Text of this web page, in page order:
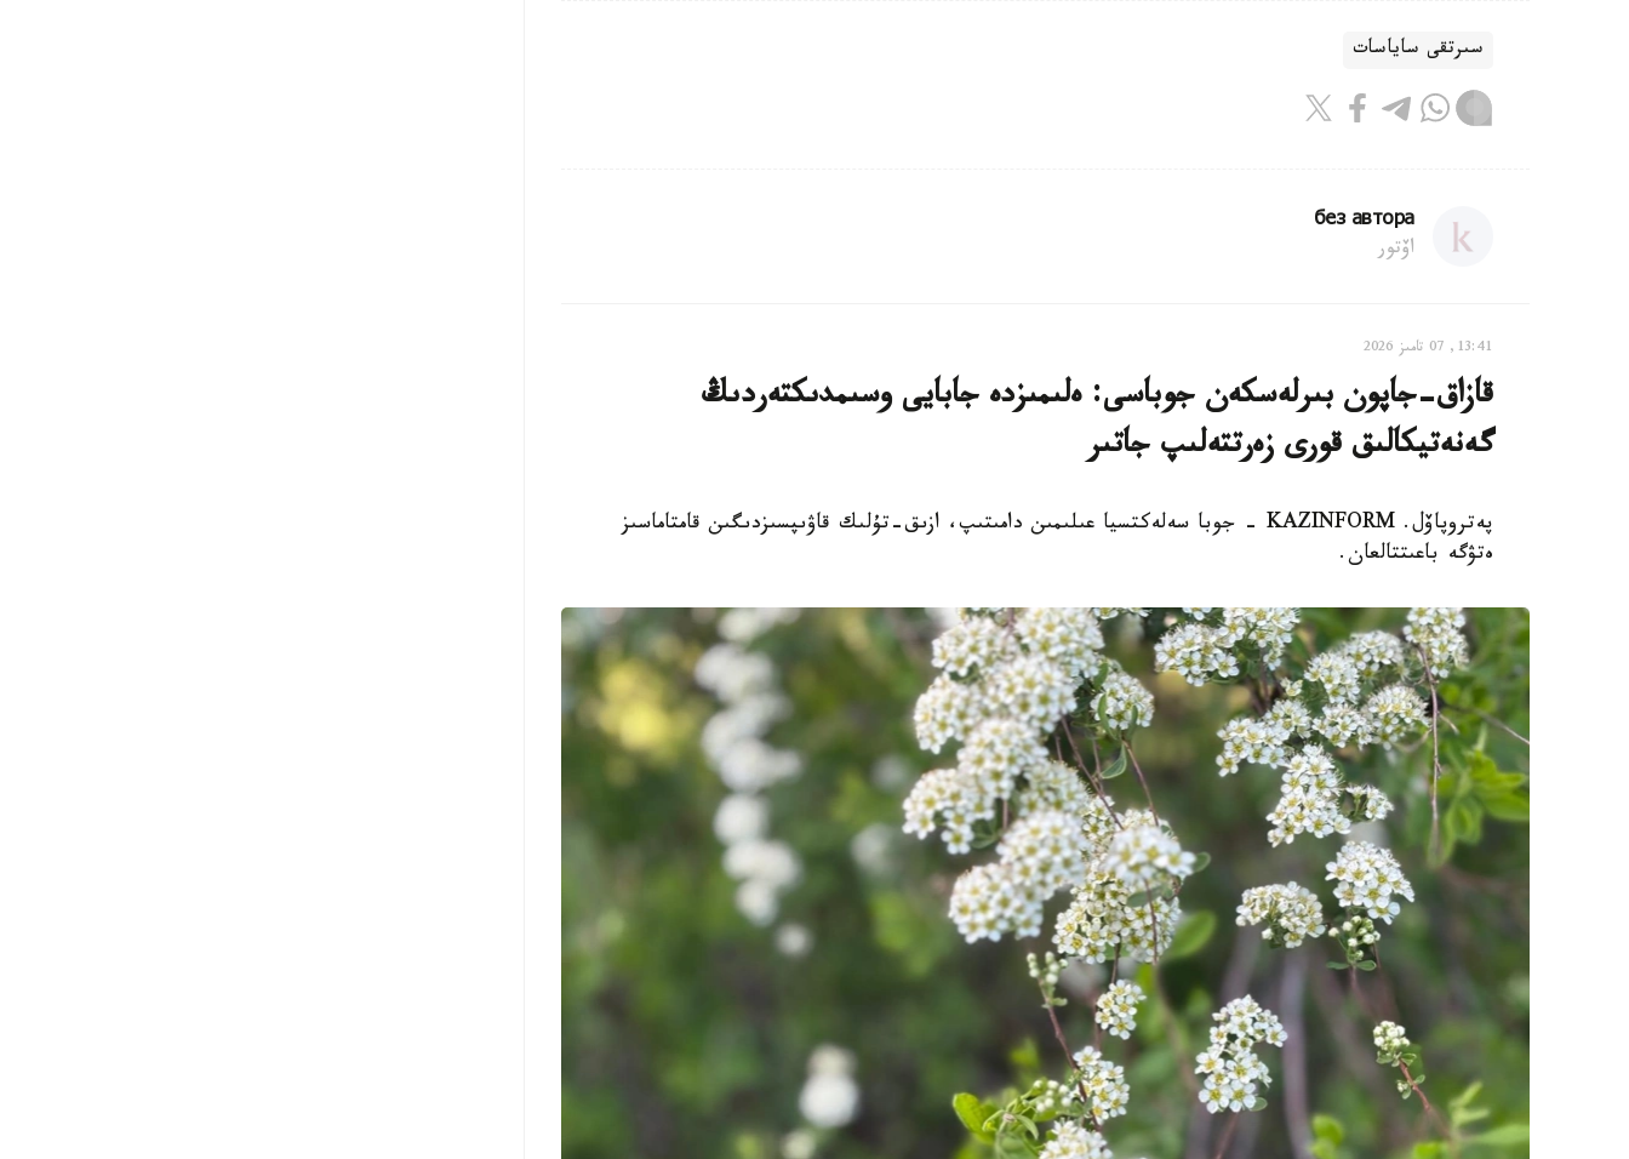
سىرتقى ساياسات
без автора
اۆتور
13:41, 07 تامىز 2026
قازاق-جاپون بىرلەسكەن جوباسى: ەلىمىزدە جابايى وسىمدىكتەردىڭ
گەنەتيكالىق قورى زەرتتەلىپ جاتىر
پەتروپاۆل. KAZINFORM - جوبا سەلەكتسيا عىلىمىن دامىتىپ، ازىق-تۇلىك قاۋىپسىزدىگىن قامتاماسىز
ەتۋگە باعىتتالعان.